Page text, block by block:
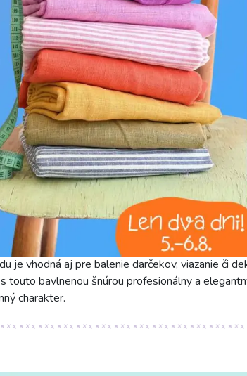
vám našu Bavlnenú šnúru 8 mm v
škálu kreatívnych projektov. Táto
80% bavlny a 20% polyesteru, čo jej dodáva
príjemný, prirodzený pocit na dotyk a jemnú
pevnosť a dlhú životnosť materiálu. Vďaka
trvácna a odolná voči
nápady. Svojou šírkou 0.8 cm je táto bavlnená
si zachováva elegantný a subtílny vzhľad.
prináša do každého projektu pocit
nevyjde z módy a dodáva výrobkom nadčasový
alebo ako dekoratívny prvok, jej
interiérov a štýlov. Využitie tejto šnúry je
bytových doplnkov, ako sú závesné
obaly na kvetináče. V oblasti módy a doplnkov
šnúrok do odevov alebo ako ozdobná
je vhodná aj pre balenie darčekov, viazanie či
touto bavlnenou šnúrou profesionálny a
charakter.